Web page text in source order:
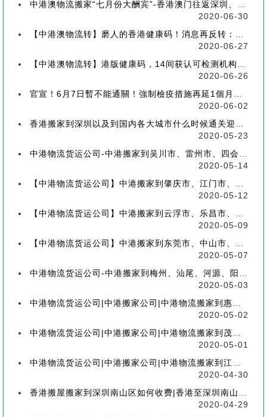
中港澳物流搬家“七月份大酬宾”-香港澳门往返深圳、珠海、中山、广州等中港澳搬屋搬家
2020-06-30
【中港澳物流转】磨人的香港健康码！消息再反转：或下周一启用！
2020-06-27
【中港澳物流转】港版健康码，14间获认可检测机构确定！
2020-06-26
官宣！6月7日暫不能通關！強制檢疫措施再延1個月！【香港到深圳搬屋搬家又要延长了】
2020-06-02
香港搬家到深圳以及到国内各大城市什么时候通关迎来好消息
2020-05-23
中港物流货运公司-中港搬家到吴川市、雷州市、四会市、台山市收费标准+流程价格
2020-05-14
【中港物流货运公司】中港搬家到肇庆市、江门市、茂名市、惠州市收费标准+流程价格
2020-05-12
【中港物流货运公司】中港搬家到云浮市、乐昌市、南雄市、廉江市收费标准+流程价格
2020-05-09
【中港物流货运公司】中港搬家到东莞市、中山市、潮州市、揭阳市收费标准+流程价格
2020-05-07
中港物流货运公司-中港搬家到梅州、汕尾、河源、阳江、清远的流程、价格和收费标准
2020-05-03
中港物流货运公司|中港搬家公司|中港物流搬家到惠州流程、联运、包装、价格、电话、标准
2020-05-02
中港物流货运公司|中港搬家公司|中港物流搬家到茂名流程、联运、包装、价格、电话、标准
2020-05-01
中港物流货运公司|中港搬家公司|中港物流搬家到江门流程、联运、包装、价格、电话、标准
2020-04-30
香港搬屋搬家到深圳南山区如何收费|香港至深圳南山区搬屋搬家流程、分类、包装、价格
2020-04-29